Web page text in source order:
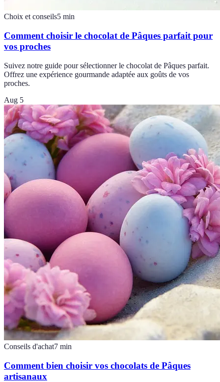
Choix et conseils5 min
Comment choisir le chocolat de Pâques parfait pour
vos proches
Suivez notre guide pour sélectionner le chocolat de Pâques parfait.
Offrez une expérience gourmande adaptée aux goûts de vos
proches.
Aug 5
Conseils d'achat7 min
Comment bien choisir vos chocolats de Pâques
artisanaux